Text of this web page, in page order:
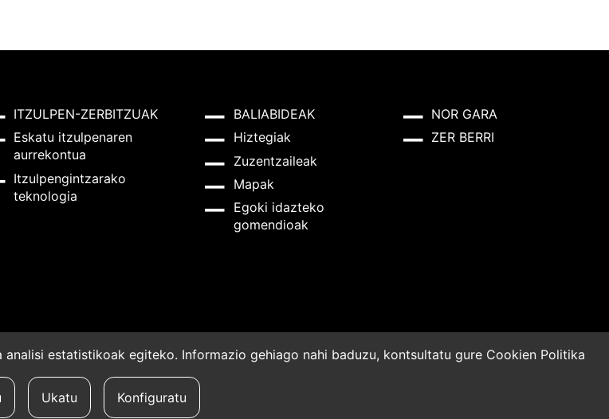
ITZULPEN-ZERBITZUAK
Eskatu itzulpenaren
aurrekontua
Itzulpengintzarako
teknologia
BALIABIDEAK
Hiztegiak
Zuzentzaileak
Mapak
Egoki idazteko
gomendioak
NOR GARA
ZER BERRI
estatistikoak egiteko. Informazio gehiago nahi baduzu, kontsultatu gure Cookien Politika
Ukatu Konfiguratu